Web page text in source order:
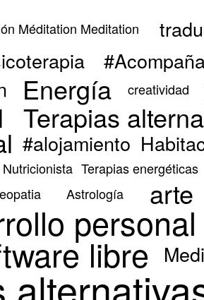
Méditation Meditation
Energía creatividad
Terapias
#alojamiento
Nutricionista Terapias energéticas
Astrología arte
personal
libre